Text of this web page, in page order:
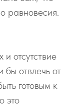
равновесия.
отсутствие
бы отвлечь от
готовым к
это